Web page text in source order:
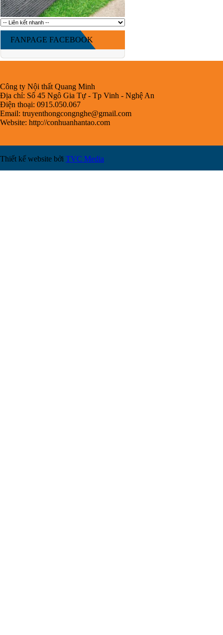
FANPAGE FACEBOOK
Công ty Nội thất Quang Minh
Địa chỉ: Số 45 Ngô Gia Tự - Tp Vinh - Nghệ An
Điện thoại: 0915.050.067
Email: truyenthongcongnghe@gmail.com
Website: http://conhuanhantao.com
Thiết kế website bởi TVC Media